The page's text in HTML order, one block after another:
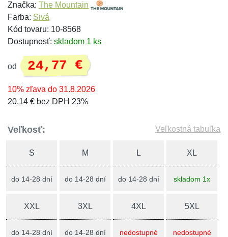
Značka: The Mountain
Farba: Sivá
Kód tovaru: 10-8568
Dostupnosť: skladom 1 ks
od 24,77 €
10% zľava do 31.8.2026
20,14 € bez DPH 23%
Veľkosť: Veľkostná tabuľka
S
do 14-28 dní
M
do 14-28 dní
L
do 14-28 dní
XL
skladom 1x
XXL
do 14-28 dní
3XL
do 14-28 dní
4XL
nedostupné
5XL
nedostupné